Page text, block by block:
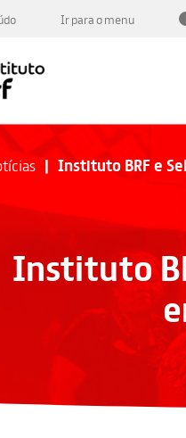
Ir para o menu
Instituto BRF e
Instituto